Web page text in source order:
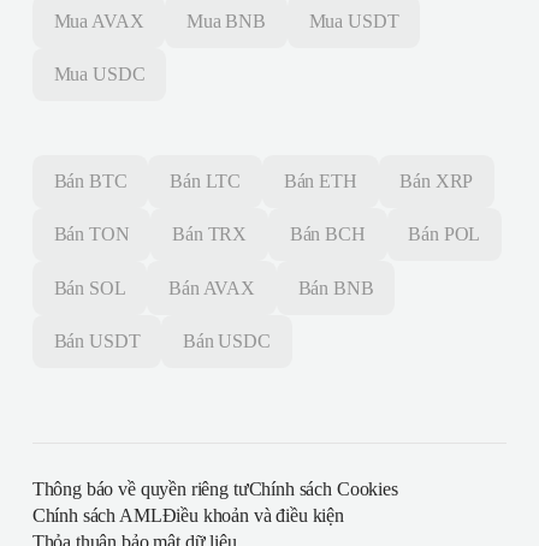
Mua AVAX Mua BNB Mua USDT
Mua USDC
Bán BTC Bán LTC Bán ETH Bán XRP
Bán TON Bán TRX Bán BCH Bán POL
Bán SOL Bán AVAX Bán BNB
Bán USDT Bán USDC
Thông báo về quyền riêng tưChính sách Cookies
Chính sách AMLĐiều khoản và điều kiện